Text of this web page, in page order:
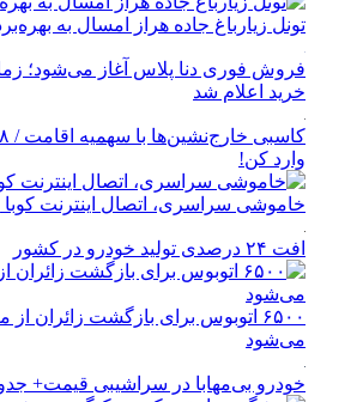
تونل زیارباغ جاده هراز امسال به
فروش فوری دنا پلاس آغاز می‌شود؛
خرید اعلام شد
وارد کن!
خاموشی سراسری، اتصال اینترنت کوبا
افت ۲۴ درصدی تولید خودرو در کشور
۶۵۰۰ اتوبوس برای بازگشت زائران
می‌شود
خودرو بی‌مهابا در سراشیبی قیمت+